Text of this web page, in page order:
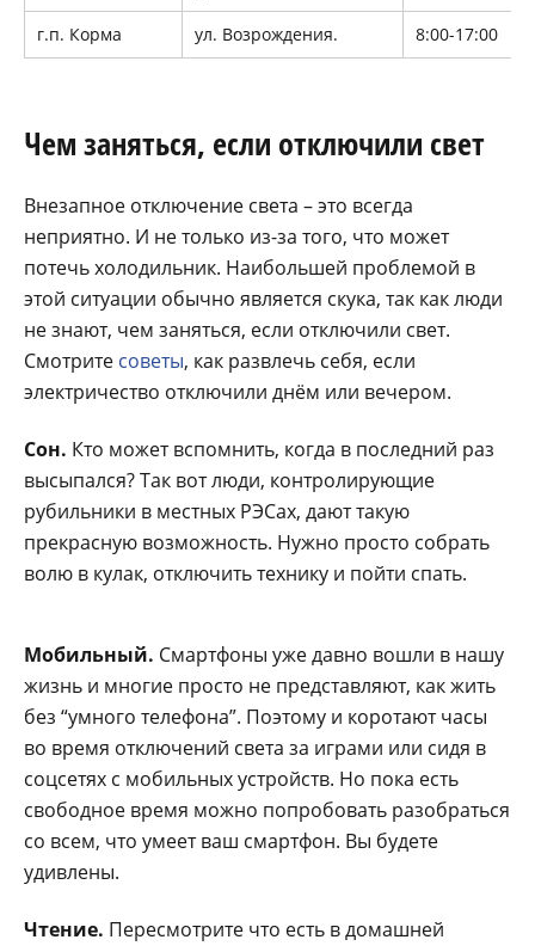
г.п. Корма ул. Возрождения. 8:00-17:00
Чем заняться, если отключили свет
Внезапное отключение света – это всегда
неприятно. И не только из-за того, что может
потечь холодильник. Наибольшей проблемой в
этой ситуации обычно является скука, так как люди
не знают, чем заняться, если отключили свет.
Смотрите советы, как развлечь себя, если
электричество отключили днём или вечером.
Сон. Кто может вспомнить, когда в последний раз
высыпался? Так вот люди, контролирующие
рубильники в местных РЭСах, дают такую
прекрасную возможность. Нужно просто собрать
волю в кулак, отключить технику и пойти спать.
Мобильный. Смартфоны уже давно вошли в нашу
жизнь и многие просто не представляют, как жить
без “умного телефона”. Поэтому и коротают часы
во время отключений света за играми или сидя в
соцсетях с мобильных устройств. Но пока есть
свободное время можно попробовать разобраться
со всем, что умеет ваш смартфон. Вы будете
удивлены.
Чтение. Пересмотрите что есть в домашней